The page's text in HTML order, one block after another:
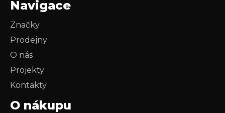
Navigace
Značky
Prodejny
O nás
Projekty
Kontakty
O nákupu